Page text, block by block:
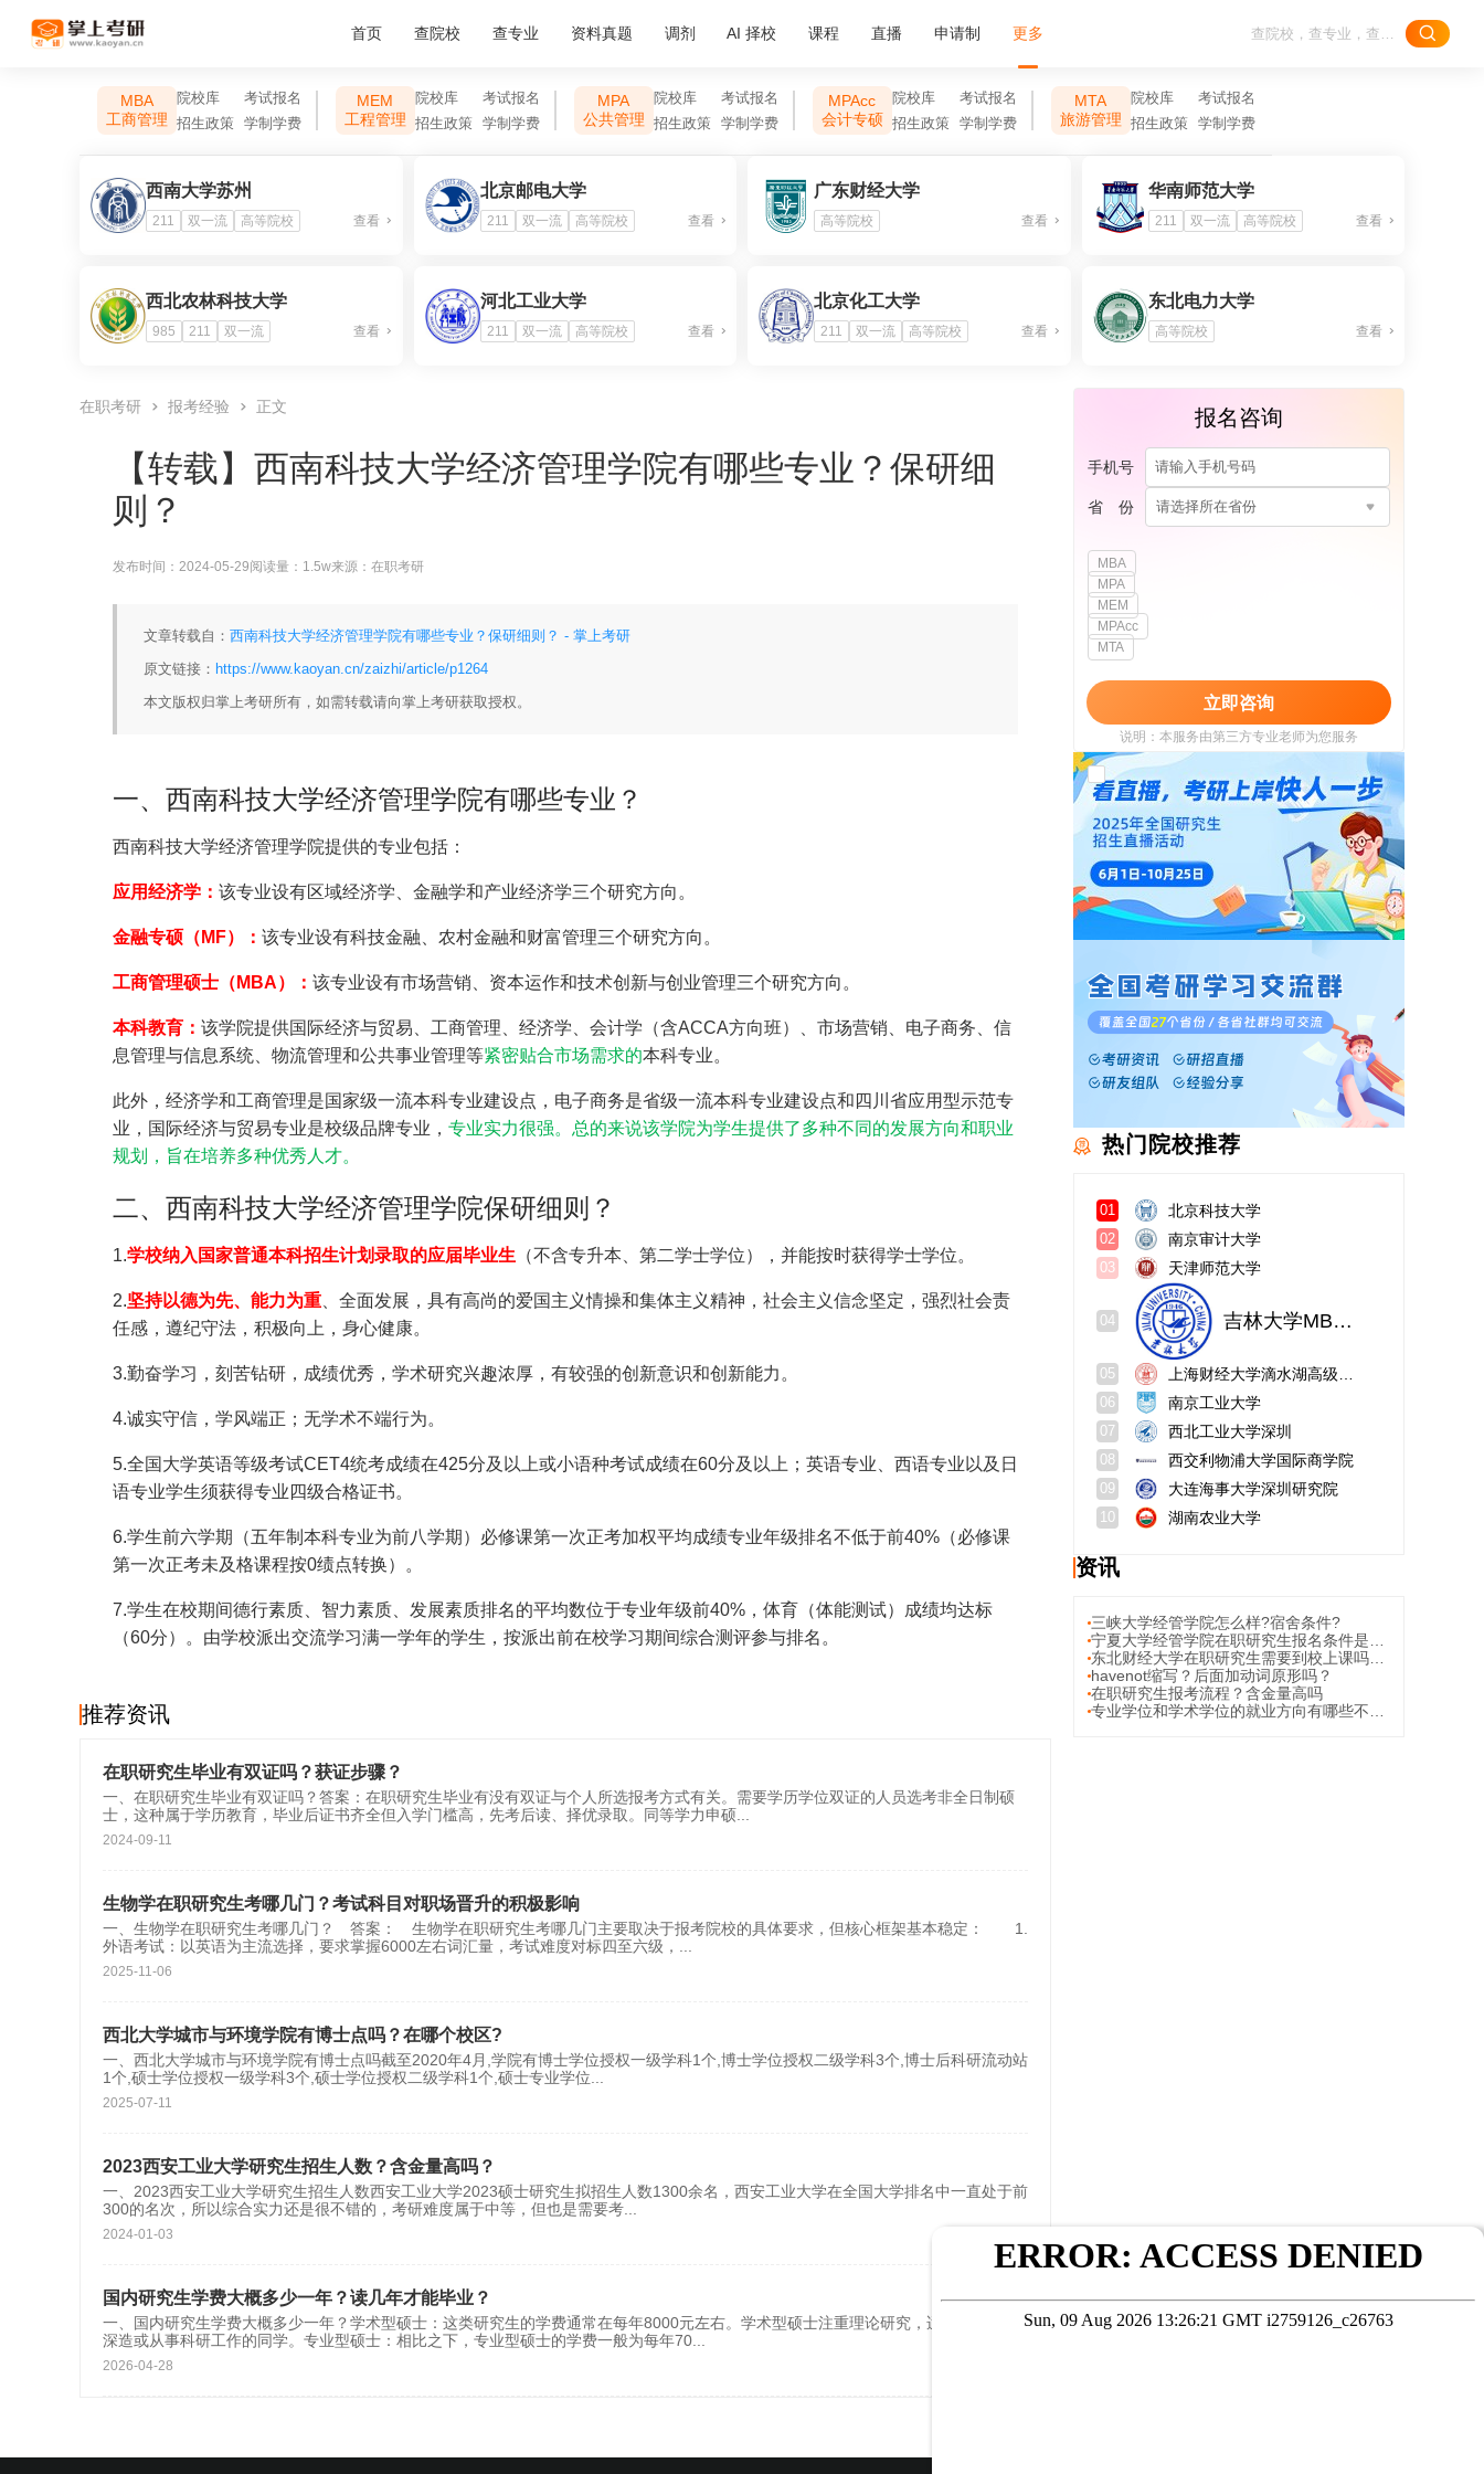
首页 查院校 查专业 资料真题 调剂 AI 择校 课程 直播 申请制 更多
MBA
工商管理
院校库
考试报名
招生政策
学制学费
MEM
工程管理
院校库
考试报名
招生政策
学制学费
MPA
公共管理
院校库
考试报名
招生政策
学制学费
MPAcc
会计专硕
院校库
考试报名
招生政策
学制学费
MTA
旅游管理
院校库
考试报名
招生政策
学制学费
西南大学苏州
211 双一流 高等院校 查看
北京邮电大学
211 双一流 高等院校 查看
广东财经大学
高等院校 查看
华南师范大学
211 双一流 高等院校 查看
西北农林科技大学
985 211 双一流 查看
河北工业大学
211 双一流 高等院校 查看
北京化工大学
211 双一流 高等院校 查看
东北电力大学
高等院校 查看
在职考研 报考经验 正文
【转载】 西南科技大学经济管理学院有哪些专业？保研细
则？
发布时间： 2024-05-29阅读量： 1.5w来源： 在职考研
文章转载自： 西南科技大学经济管理学院有哪些专业？保研细则？ - 掌上考研
原文链接： https://www.kaoyan.cn/zaizhi/article/p1264
本文版权归掌上考研所有，如需转载请向掌上考研获取授权。
一、西南科技大学经济管理学院有哪些专业？
西南科技大学经济管理学院提供的专业包括：
应用经济学： 该专业设有区域经济学、金融学和产业经济学三个研究方向。
金融专硕（MF）： 该专业设有科技金融、农村金融和财富管理三个研究方向。
工商管理硕士（MBA）： 该专业设有市场营销、资本运作和技术创新与创业管理三个研究方向。
本科教育： 该学院提供国际经济与贸易、工商管理、经济学、会计学（含ACCA方向班）、市场营销、电子商务、信
息管理与信息系统、物流管理和公共事业管理等紧密贴合市场需求的本科专业。
此外，经济学和工商管理是国家级一流本科专业建设点，电子商务是省级一流本科专业建设点和四川省应用型示范专
业，国际经济与贸易专业是校级品牌专业， 专业实力很强。总的来说该学院为学生提供了多种不同的发展方向和职业
规划，旨在培养多种优秀人才。
二、西南科技大学经济管理学院保研细则？
1.学校纳入国家普通本科招生计划录取的应届毕业生 （不含专升本、第二学士学位），并能按时获得学士学位。
2.坚持以德为先、能力为重 、全面发展，具有高尚的爱国主义情操和集体主义精神，社会主义信念坚定，强烈社会责
任感，遵纪守法，积极向上，身心健康。
3.勤奋学习，刻苦钻研，成绩优秀，学术研究兴趣浓厚，有较强的创新意识和创新能力。
4.诚实守信，学风端正；无学术不端行为。
5.全国大学英语等级考试CET4统考成绩在425分及以上或小语种考试成绩在60分及以上；英语专业、西语专业以及日
语专业学生须获得专业四级合格证书。
6.学生前六学期（五年制本科专业为前八学期）必修课第一次正考加权平均成绩专业年级排名不低于前40%（必修课
第一次正考未及格课程按0绩点转换）。
7.学生在校期间德行素质、智力素质、发展素质排名的平均数位于专业年级前40%，体育（体能测试）成绩均达标
（60分）。由学校派出交流学习满一学年的学生，按派出前在校学习期间综合测评参与排名。
推荐资讯
在职研究生毕业有双证吗？获证步骤？
一、在职研究生毕业有双证吗？答案：在职研究生毕业有没有双证与个人所选报考方式有关。需要学历学位双证的人员选考非全日制硕
士，这种属于学历教育，毕业后证书齐全但入学门槛高，先考后读、择优录取。同等学力申硕
2024-09-11
生物学在职研究生考哪几门？考试科目对职场晋升的积极影响
一、生物学在职研究生考哪几门？ 答案： 生物学在职研究生考哪几门主要取决于报考院校的具体要求，但核心框架基本稳定： 1.
外语考试：以英语为主流选择，要求掌握6000左右词汇量，考试难度对标四至六级，
2025-11-06
西北大学城市与环境学院有博士点吗？在哪个校区?
一、西北大学城市与环境学院有博士点吗截至2020年4月,学院有博士学位授权一级学科1个,博士学位授权二级学科3个,博士后科研流动站
1个,硕士学位授权一级学科3个,硕士学位授权二级学科1个,硕士专业学位
2025-07-11
2023西安工业大学研究生招生人数？含金量高吗？
一、2023西安工业大学研究生招生人数西安工业大学2023硕士研究生拟招生人数1300余名，西安工业大学在全国大学排名中一直处于前
300的名次，所以综合实力还是很不错的，考研难度属于中等，但也是需要考
2024-01-03
国内研究生学费大概多少一年？读几年才能毕业？
一、国内研究生学费大概多少一年？学术型硕士：这类研究生的学费通常在每年8000元左右。学术型硕士注重理论研究，适合希望继续
深造或从事科研工作的同学。专业型硕士：相比之下，专业型硕士的学费一般为每年70
2026-04-28
报名咨询
手机号
省 份 请选择所在省份
MBA
MPA
MEM
MPAcc
MTA
立即咨询
说明：本服务由第三方专业老师为您服务
我已阅读并同意 《用户政策》
《用户服务
使用协议》
热门院校推荐
01 北京科技大学
02 南京审计大学
03 天津师范大学
04 吉林大学MBA教育中心
05
06 南京工业大学
07 西北工业大学深圳
08 西交利物浦大学国际商学院
09 大连海事大学深圳研究院
10 湖南农业大学
资讯
三峡大学经管学院怎么样?宿舍条件?
havenot缩写？后面加动词原形吗？
在职研究生报考流程？含金量高吗